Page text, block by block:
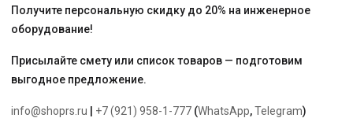
воды
Получите персональную скидку до 20% на инженерное
оборудование!
Присылайте смету или список товаров — подготовим
выгодное предложение.
info@shoprs.ru +7 (921) 958-1-777 (WhatsApp,Telegram)